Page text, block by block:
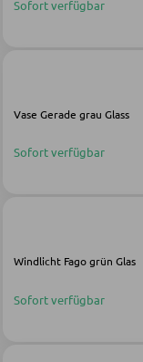
Sofort verfügbar
Vase Gerade grau Glass
Sofort verfügbar
Windlicht Fago grün Glas
Sofort verfügbar